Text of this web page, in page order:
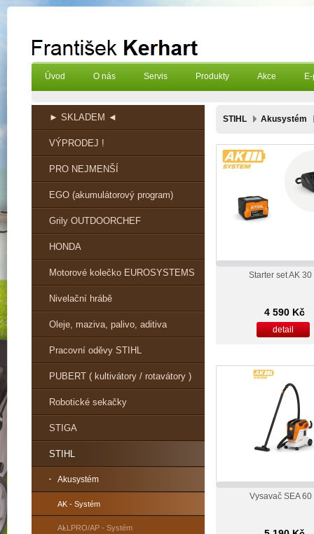
Úvod O nás Servis Produkty Akce
► SKLADEM ◄
VÝPRODEJ !
PRO NEJMENŠÍ
EGO (akumulátorový program)
Grily OUTDOORCHEF
HONDA
Motorové kolečko EUROSYSTEMS
Nivelační hrábě
Oleje, maziva, palivo, aditiva
Pracovní oděvy STIHL
PUBERT ( kultivátory / rotavátory )
Robotické sekačky
STIGA
STIHL
Akusystém
AK - Systém
ALLPRO/AP - Systém
STIHL Akusystém
Starter set AK 30
4 590 Kč
detail
Vysavač SEA 60